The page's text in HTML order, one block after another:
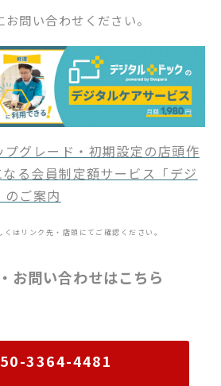
問い合わせください。
グレード・初期設定の店頭作
る会員制定額サービス「デジ
ご案内
はリンク先・店頭にてご確認ください。
お問い合わせはこちら
050-3364-4481